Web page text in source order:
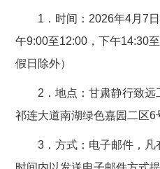
1．时间：2026年4月7
午9:00至12:00，下午14:30
假日除外）
2．地点：甘肃静行致
祁连大道南湖绿色嘉园二区6
3．方式：电子邮件，